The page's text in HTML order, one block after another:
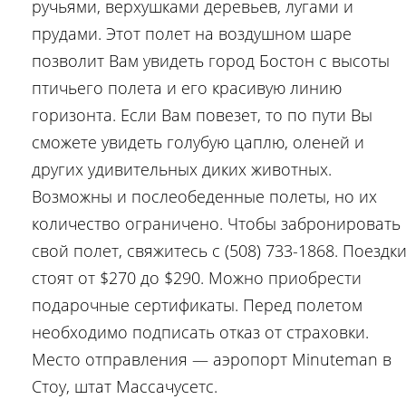
ручьями, верхушками деревьев, лугами и
прудами. Этот полет на воздушном шаре
позволит Вам увидеть город Бостон с высоты
птичьего полета и его красивую линию
горизонта. Если Вам повезет, то по пути Вы
сможете увидеть голубую цаплю, оленей и
других удивительных диких животных.
Возможны и послеобеденные полеты, но их
количество ограничено. Чтобы забронировать
свой полет, свяжитесь с (508) 733-1868. Поездки
стоят от $270 до $290. Можно приобрести
подарочные сертификаты. Перед полетом
необходимо подписать отказ от страховки.
Место отправления — аэропорт Minuteman в
Стоу, штат Массачусетс.